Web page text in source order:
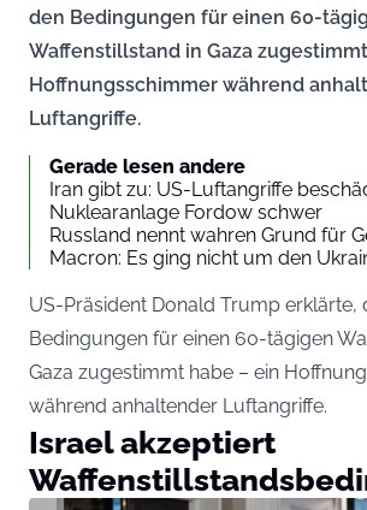
den Bedingungen für einen 60-
Waffenstillstand in Gaza
Hoffnungsschimmer während
Luftangriffe.
Gerade lesen andere
Iran gibt zu: US-Luftangriffe
Nuklearanlage Fordow schwer
Russland nennt wahren Grund für
Macron: Es ging nicht um den
US-Präsident Donald Trump erklärte,
Bedingungen für einen 60-tägigen
Gaza zugestimmt habe – ein
während anhaltender Luftangriffe.
Israel akzeptiert